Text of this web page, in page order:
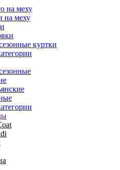
на меху
на меху
куртки